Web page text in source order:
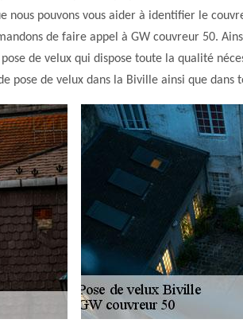
nous pouvons vous aider à identifier le
de faire appel à GW couvreur 50.
de velux qui dispose toute la qualité
pose de velux dans la Biville ainsi que dans